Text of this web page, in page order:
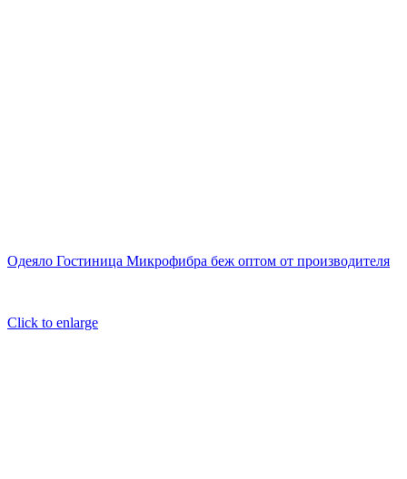
Одеяло Гостиница Микрофибра беж оптом от производителя
Click to enlarge